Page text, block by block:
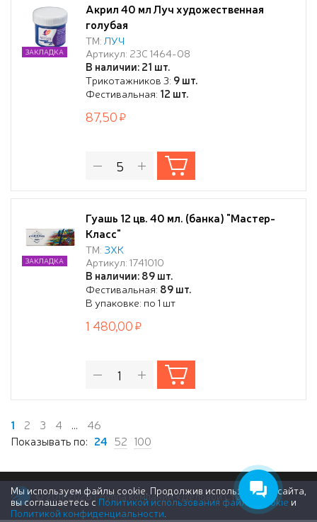
Акрил 40 мл Луч художественная
голубая
ТМ:ЛУЧ
Артикул: 23С 1464-08
В наличии: 21 шт.
Трикотажников 3: 9 шт.
Фестивальная: 12 шт.
ЗАКЛАДКА
87,50
Гуашь 12 цв. 40 мл. (банка) "Мастер-
Класс"
ТМ: ЗХК
Артикул: 1741010
В наличии: 89 шт.
Фестивальная: 89 шт.
В упаковке: по 1 шт
ЗАКЛАДКА
1 480,00
1 2 3 4 ...
46
Показывать по: 24 52 100
© 2011-2026 Группа компаний «Деловой Стиль»
Мы используем файлы cookie. Продолжив использование сайта,
вы соглашаетесь с Политикой использования файлов cookie и
Политикой конфиденциальности